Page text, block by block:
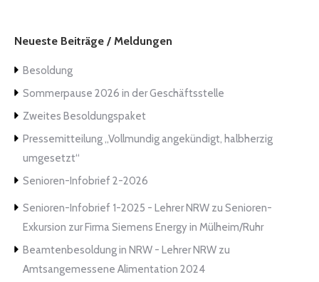
Neueste Beiträge / Meldungen
Besoldung
Sommerpause 2026 in der Geschäftsstelle
Zweites Besoldungspaket
Pressemitteilung „Vollmundig angekündigt, halbherzig
umgesetzt“
Senioren-Infobrief 2-2026
Senioren-Infobrief 1-2025 - Lehrer NRW zu Senioren-
Exkursion zur Firma Siemens Energy in Mülheim/Ruhr
Beamtenbesoldung in NRW - Lehrer NRW zu
Amtsangemessene Alimentation 2024